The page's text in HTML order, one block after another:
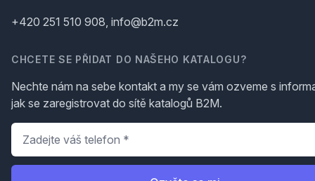
+420 251 510 908, info@b2m.cz
CHCETE SE PŘIDAT DO NAŠEHO KATALOGU?
Nechte nám na sebe kontakt a my se vám ozveme s
jak se zaregistrovat do sítě katalogů B2M.
Telefon